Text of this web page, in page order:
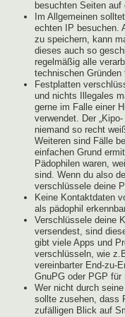
besuchten Seiten auf
Im Allgemeinen
echten IP besuchen.
zu speichern, kann
dieses auch so
regelmäßig alle
technischen Gründen
Festplatten
und nichts Illegales
gerne im Falle einer
verwendet. Der
niemand so recht
Weiteren sind Fälle
einfachen Grund
Pädophilen waren,
sind. Wenn du also
verschlüssele deine
Keine Kontaktdaten
als pädophil
Verschlüssele deine
versendest, sind
gibt viele Apps und
verschlüsseln, wie
vereinbarter End-zu-
GnuPG oder PGP für
Wer nicht durch
sollte zusehen, dass
zufälligen Blick auf